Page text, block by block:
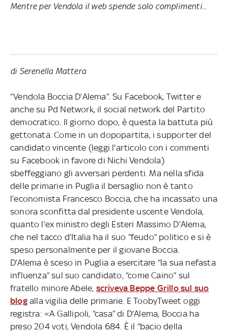
Mentre per Vendola il web spende solo complimenti...
di Serenella Mattera
“Vendola Boccia D’Alema”. Su Facebook, Twitter e
anche su Pd Network, il social network del Partito
democratico. Il giorno dopo, è questa la battuta più
gettonata. Come in un dopopartita, i supporter del
candidato vincente (leggi l'articolo con i commenti
su Facebook in favore di Nichi Vendola)
sbeffeggiano gli avversari perdenti. Ma nella sfida
delle primarie in Puglia il bersaglio non è tanto
l’economista Francesco Boccia, che ha incassato una
sonora sconfitta dal presidente uscente Vendola,
quanto l’ex ministro degli Esteri Massimo D’Alema,
che nel tacco d’Italia ha il suo “feudo” politico e si è
speso personalmente per il giovane Boccia.
D’Alema è sceso in Puglia a esercitare “la sua nefasta
influenza” sul suo candidato, “come Caino” sul
fratello minore Abele, scriveva Beppe Grillo sul suo
blogalla vigilia delle primarie. E ToobyTweet oggi
registra: «A Gallipoli, “casa” di D’Alema, Boccia ha
preso 204 voti, Vendola 684. È il “bacio della